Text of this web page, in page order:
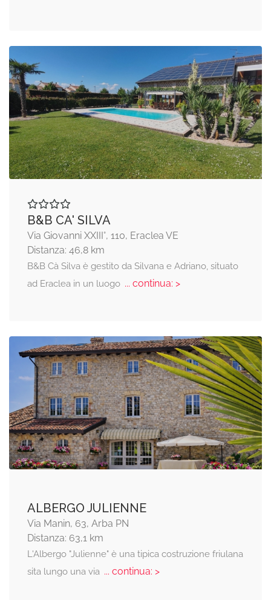
B&B CA' SILVA
Via Giovanni XXIII°, 110, Eraclea VE
Distanza: 46,8 km
B&B Cà Silva è gestito da Silvana e Adriano, situato
ad Eraclea in un luogo... continua: >
ALBERGO JULIENNE
Via Manin, 63, Arba PN
Distanza: 63,1 km
L'Albergo "Julienne" è una tipica costruzione friulana
sita lungo una via... continua: >